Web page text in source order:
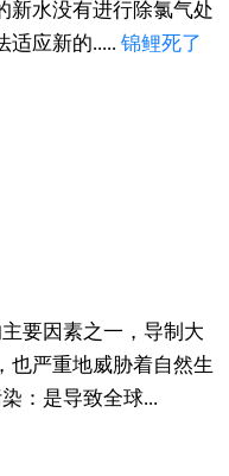
新水没有进行除氯气处
适应新的..... 锦鲤死了
要因素之一，导制大
也严重地威胁着自然生
：是导致全球...